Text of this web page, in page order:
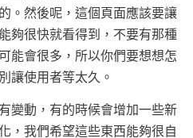
。然後呢，這個頁面應該要讓
夠很快就看得到，不要有那種
能會很多，所以你們要想想怎
讓使用者等太久。
變動，有的時候會增加一些新
，我們希望這些東西能夠很自